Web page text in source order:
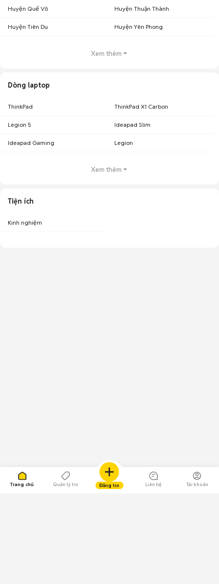
Trang chủ Quản lý tin Đăng tin Liên hệ Tài khoản
Huyện Quế Võ Huyện Thuận Thành
Huyện Tiên Du Huyện Yên Phong
Xem thêm
Dòng laptop
ThinkPad ThinkPad X1 Carbon
Legion 5 Ideapad Slim
Ideapad Gaming Legion
Xem thêm
Tiện ích
Kinh nghiệm